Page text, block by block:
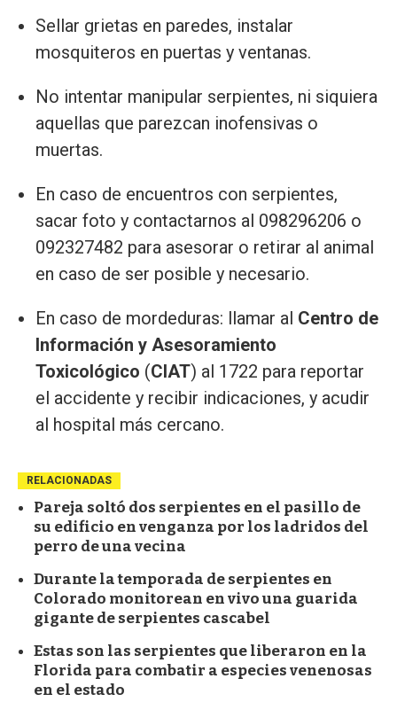
Sellar grietas en paredes, instalar
mosquiteros en puertas y ventanas.
No intentar manipular serpientes, ni siquiera
aquellas que parezcan inofensivas o
muertas.
En caso de encuentros con serpientes,
sacar foto y contactarnos al 098296206 o
092327482 para asesorar o retirar al animal
en caso de ser posible y necesario.
En caso de mordeduras: llamar al Centro de
Información y Asesoramiento
Toxicológico (CIAT) al 1722 para reportar
el accidente y recibir indicaciones, y acudir
al hospital más cercano.
RELACIONADAS
Pareja soltó dos serpientes en el pasillo de
su edificio en venganza por los ladridos del
perro de una vecina
Durante la temporada de serpientes en
Colorado monitorean en vivo una guarida
gigante de serpientes cascabel
Estas son las serpientes que liberaron en la
Florida para combatir a especies venenosas
en el estado